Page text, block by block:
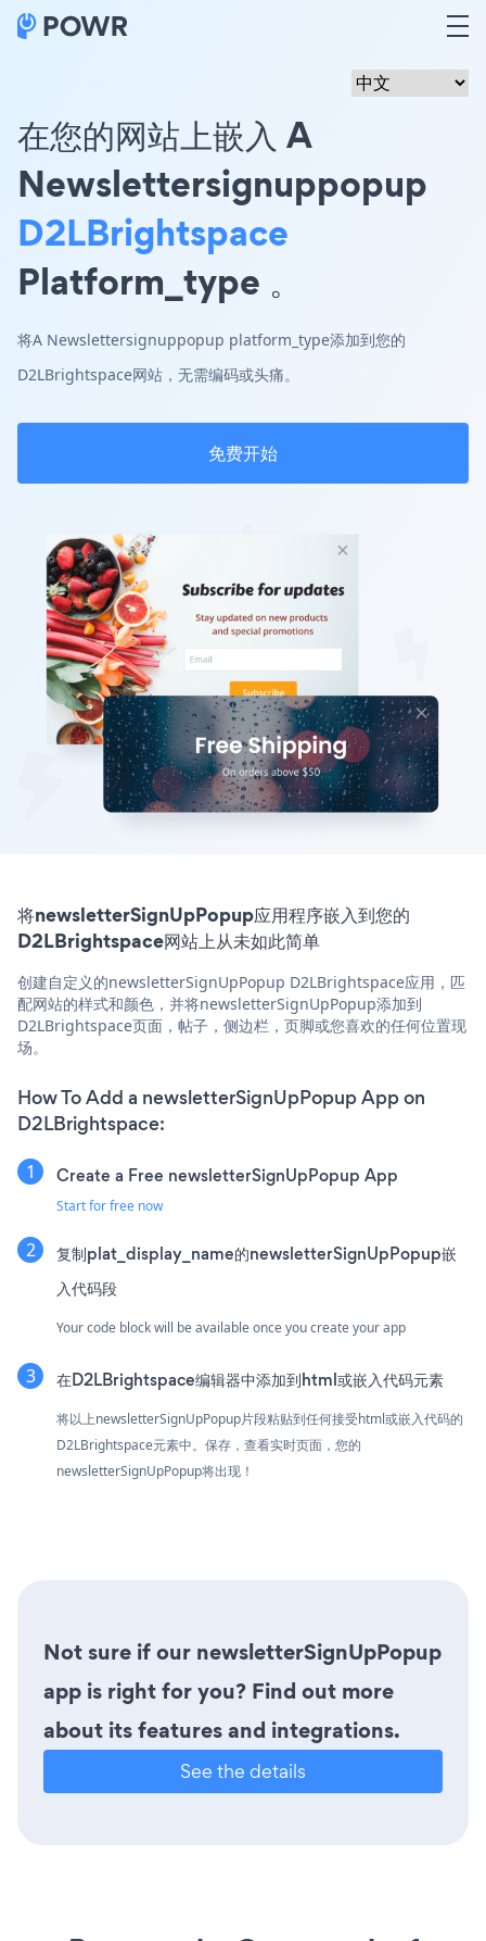
在您的网站上嵌入 A
Newslettersignuppopup
D2LBrightspace
Platform_type 。
将A Newslettersignuppopup platform_type添加到您的
D2LBrightspace网站，无需编码或头痛。
免费开始
将newsletterSignUpPopup应用程序嵌入到您的
D2LBrightspace网站上从未如此简单
创建自定义的newsletterSignUpPopup D2LBrightspace应用，匹
配网站的样式和颜色，并将newsletterSignUpPopup添加到
D2LBrightspace页面，帖子，侧边栏，页脚或您喜欢的任何位置现
场。
How To Add a newsletterSignUpPopup App on
D2LBrightspace:
Create a Free newsletterSignUpPopup App
Start for free now
复制plat_display_name的newsletterSignUpPopup嵌
入代码段
Your code block will be available once you create your app
在D2LBrightspace编辑器中添加到html或嵌入代码元素
将以上newsletterSignUpPopup片段粘贴到任何接受html或嵌入代码的
D2LBrightspace元素中。保存，查看实时页面，您的
newsletterSignUpPopup将出现！
Not sure if our newsletterSignUpPopup
app is right for you? Find out more
about its features and integrations.
See the details